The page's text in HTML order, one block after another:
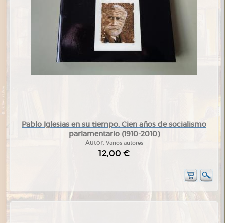
Pablo Iglesias en su tiempo. Cien años de socialismo
parlamentario (1910-2010)
Autor: Varios autores
12,00 €